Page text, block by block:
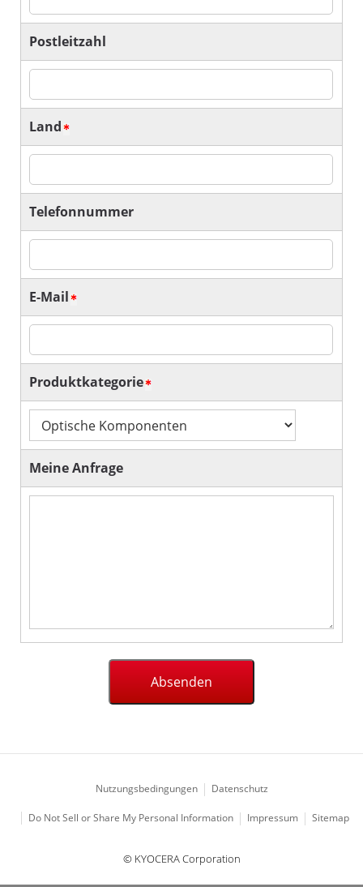
Postleitzahl
Land
Telefonnummer
E-Mail
Produktkategorie
Meine Anfrage
Nutzungsbedingungen Datenschutz
Do Not Sell or Share My Personal Information Impressum Sitemap
© KYOCERA Corporation